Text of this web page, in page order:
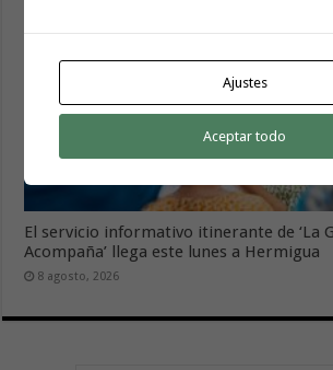
El servicio informativo itinerante de ‘La
Acompaña’ llega este lunes a Hermigua
8 agosto, 2026
Ajustes
Aceptar todo